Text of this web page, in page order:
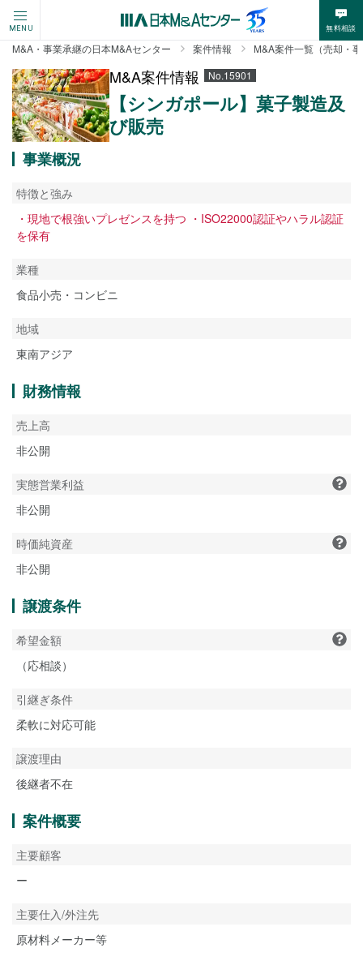
MENU 無料相談
M&A・事業承継の日本M&Aセンター 案件情報 M&A案件一覧（売却・
M&A案件情報 No.15901
【シンガポール】菓子製造及
び販売
事業概況
特徴と強み
・現地で根強いプレゼンスを持つ ・ISO22000認証やハラル認証
を保有
業種
食品小売・コンビニ
地域
東南アジア
財務情報
売上高
非公開
実態営業利益
非公開
時価純資産
非公開
譲渡条件
希望金額
（応相談）
引継ぎ条件
柔軟に対応可能
譲渡理由
後継者不在
案件概要
主要顧客
ー
主要仕入/外注先
原材料メーカー等